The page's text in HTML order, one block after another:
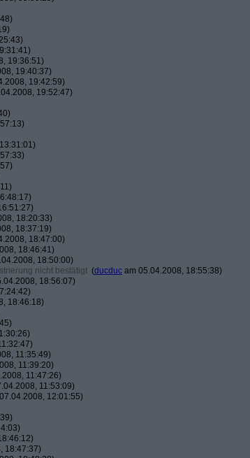
19:36:51)
19:40:37)
19:42:59)
19:52:47)
18:20:33)
18:37:19)
18:47:00)
18:46:41)
18:50:00)
nicht bestätigt (ducduc am 05.04.2008, 18:55:38)
18:56:07)
18:46:18)
11:35:49)
11:39:20)
11:47:26)
11:53:09)
12:01:55)
18:47:37)